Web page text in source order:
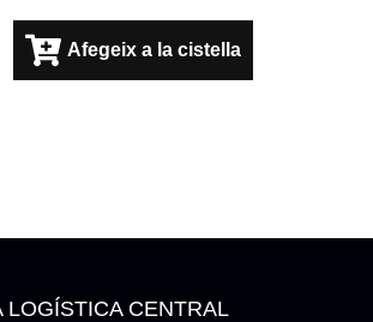
Afegeix a la cistella
LOGÍSTICA CENTRAL